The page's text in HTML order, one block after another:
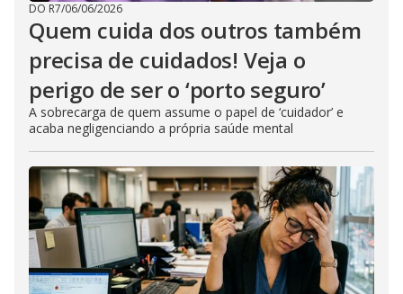
DO R7/06/06/2026
Quem cuida dos outros também
precisa de cuidados! Veja o
perigo de ser o ‘porto seguro’
A sobrecarga de quem assume o papel de ‘cuidador’ e
acaba negligenciando a própria saúde mental